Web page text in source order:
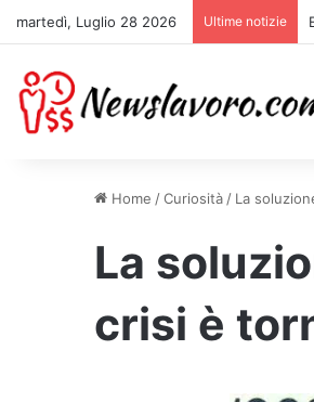
martedì, Luglio 28 2026 Ultime notizie
Home /Curiosità / La
La
crisi è